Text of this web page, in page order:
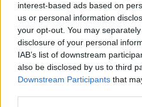
interest-based ads based on
us or personal information
your opt-out. You may
disclosure of your personal
IAB’s list of downstream
also be disclosed by us to third
Downstream Participants that
Cím: Nemes
1055
Telefon: 36-1-
Weboldal: